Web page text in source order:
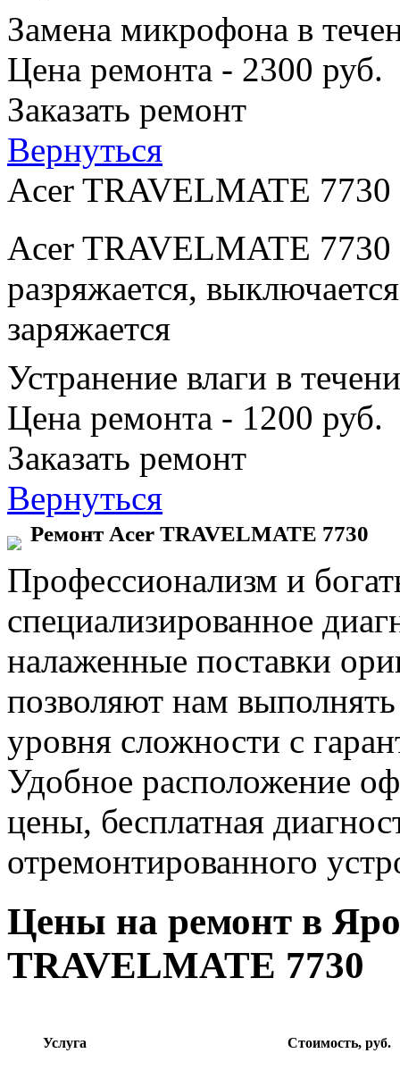
Замена микрофона в
Цена ремонта - 2300 руб.
Заказать ремонт
Вернуться
Acer TRAVELMATE 7730
Acer TRAVELMATE 7730
разряжается,
заряжается
Устранение влаги в
Цена ремонта - 1200 руб.
Заказать ремонт
Вернуться
Ремонт Acer TRAVELMATE 7730
Профессионализм и
специализированное
налаженные поставки
позволяют нам
уровня сложности с
Удобное расположение
цены, бесплатная
отремонтированного
Цены на ремонт в
TRAVELMATE 7730
Услуга Стоимость, руб.